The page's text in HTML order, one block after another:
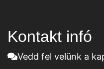
Kontakt infó
Vedd fel velünk a